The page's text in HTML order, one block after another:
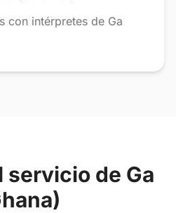
con intérpretes de Ga
servicio de Ga